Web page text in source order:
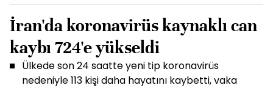
İran'da koronavirüs kaynaklı can
kaybı 724'e yükseldi
Ülkede son 24 saatte yeni tip koronavirüs
nedeniyle 113 kişi daha hayatını kaybetti, vaka